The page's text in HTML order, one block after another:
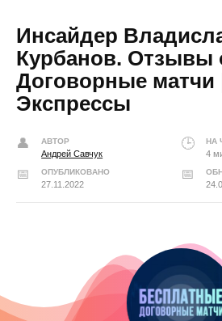
Инсайдер
Курбанов. Отзывы
Договорные матчи
Экспрессы
АВТОР
Андрей Савчук
НА
4
ОПУБЛИКОВАНО
27.11.2022